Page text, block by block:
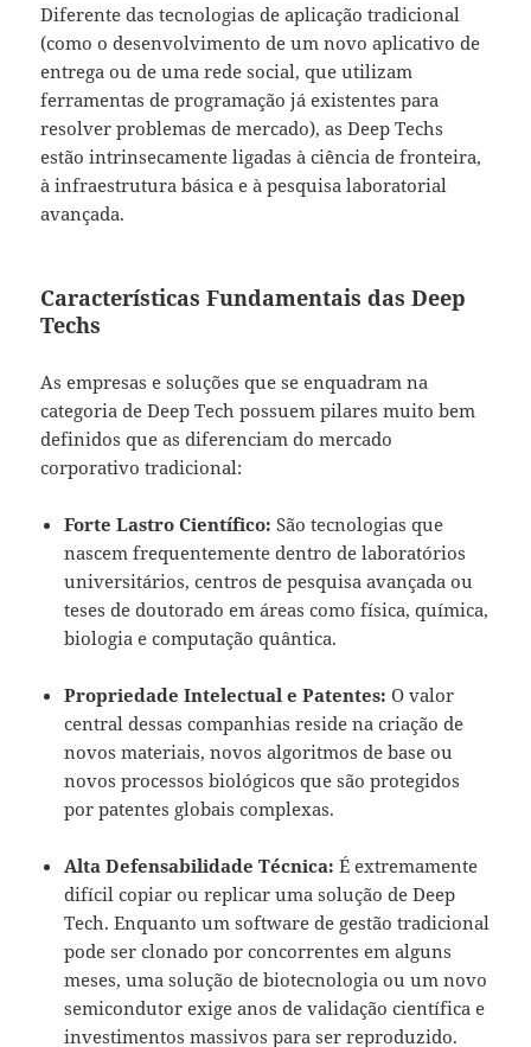
Diferente das tecnologias de aplicação tradicional
(como o desenvolvimento de um novo aplicativo de
entrega ou de uma rede social, que utilizam
ferramentas de programação já existentes para
resolver problemas de mercado), as Deep Techs
estão intrinsecamente ligadas à ciência de fronteira,
à infraestrutura básica e à pesquisa laboratorial
avançada.
Características Fundamentais das Deep
Techs
As empresas e soluções que se enquadram na
categoria de Deep Tech possuem pilares muito bem
definidos que as diferenciam do mercado
corporativo tradicional:
Forte Lastro Científico: São tecnologias que
nascem frequentemente dentro de laboratórios
universitários, centros de pesquisa avançada ou
teses de doutorado em áreas como física, química,
biologia e computação quântica.
Propriedade Intelectual e Patentes: O valor
central dessas companhias reside na criação de
novos materiais, novos algoritmos de base ou
novos processos biológicos que são protegidos
por patentes globais complexas.
Alta Defensabilidade Técnica: É extremamente
difícil copiar ou replicar uma solução de Deep
Tech. Enquanto um software de gestão tradicional
pode ser clonado por concorrentes em alguns
meses, uma solução de biotecnologia ou um novo
semicondutor exige anos de validação científica e
investimentos massivos para ser reproduzido.